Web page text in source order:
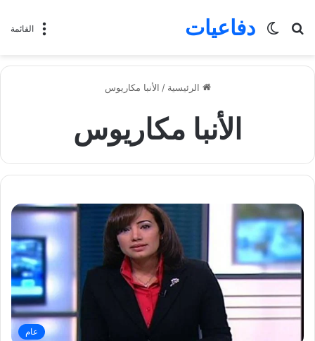
القائمة دفاعيات
بحث
الوضع
الرئيسية / الأنبا مكاريوس
الأنبا مكاريوس
عام